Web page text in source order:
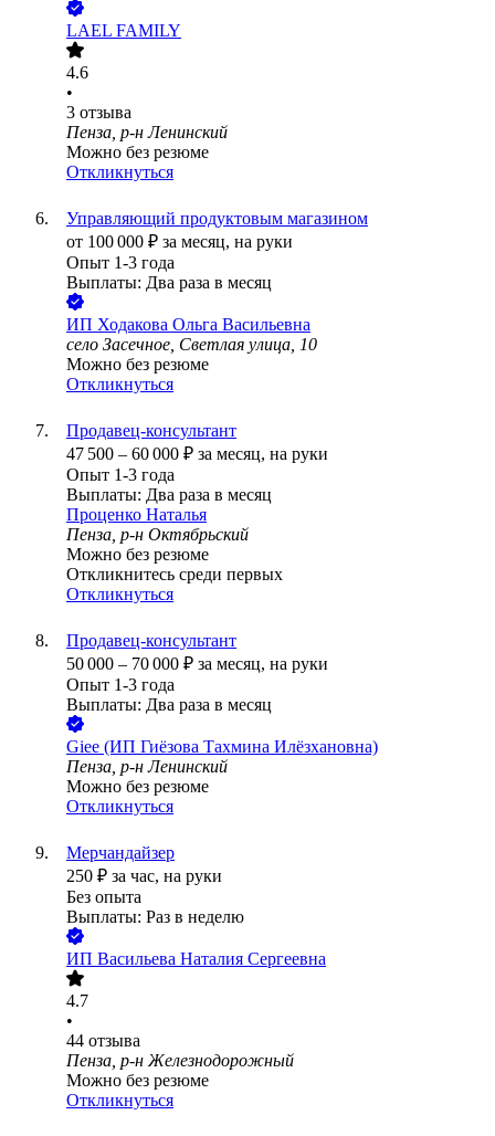
LAEL FAMILY
4.6
•
3 отзыва
Пенза, р-н Ленинский
Можно без резюме
Откликнуться
Управляющий продуктовым магазином
от 100 000 ₽ за месяц, на руки
Опыт 1-3 года
Выплаты: Два раза в месяц
ИП Ходакова Ольга Васильевна
село Засечное, Светлая улица, 10
Можно без резюме
Откликнуться
Продавец-консультант
47 500 – 60 000 ₽ за месяц, на руки
Опыт 1-3 года
Выплаты: Два раза в месяц
Проценко Наталья
Пенза, р-н Октябрьский
Можно без резюме
Откликнитесь среди первых
Откликнуться
Продавец-консультант
50 000 – 70 000 ₽ за месяц, на руки
Опыт 1-3 года
Выплаты: Два раза в месяц
Giee (ИП Гиёзова Тахмина Илёзхановна)
Пенза, р-н Ленинский
Можно без резюме
Откликнуться
Мерчандайзер
250 ₽ за час, на руки
Без опыта
Выплаты: Раз в неделю
ИП Васильева Наталия Сергеевна
4.7
•
44 отзыва
Пенза, р-н Железнодорожный
Можно без резюме
Откликнуться